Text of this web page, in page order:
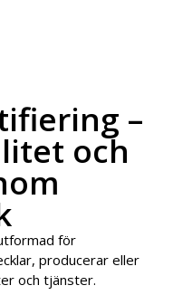
–
och
för
producerar eller
och tjänster.